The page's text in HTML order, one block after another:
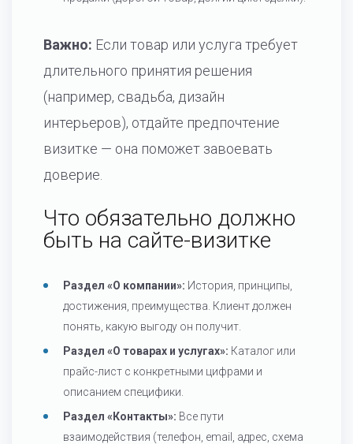
Важно: Если товар или услуга требует
длительного принятия решения
(например, свадьба, дизайн
интерьеров), отдайте предпочтение
визитке — она поможет завоевать
доверие.
Что обязательно должно
быть на сайте-визитке
Раздел «О компании»: История, принципы,
достижения, преимущества. Клиент должен
понять, какую выгоду он получит.
Раздел «О товарах и услугах»: Каталог или
прайс-лист с конкретными цифрами и
описанием специфики.
Раздел «Контакты»: Все пути
взаимодействия (телефон, email, адрес, схема